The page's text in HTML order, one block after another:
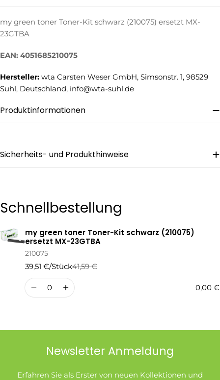
Ihr
Ihre
E-
Ihre
Frage Senden
my green toner Toner-Kit schwarz (210075) ersetzt MX-
23GTBA
EAN: 4051685210075
Hersteller: wta Carsten Weser GmbH, Simsonstr. 1, 98529
Suhl, Deutschland, info@wta-suhl.de
Produktinformationen
Sicherheits- und Produkthinweise
Schnellbestellung
Ihr
Warenkorb
my green toner Toner-Kit schwarz (210075)
ersetzt MX-23GTBA
210075
39,51 €/Stück
Regulärer
Preis
41,59 €
Verkaufspreis
Menge
0,00 €
Newsletter Anmeldung
Erfahren Sie als Erster von neuen Kollektionen und